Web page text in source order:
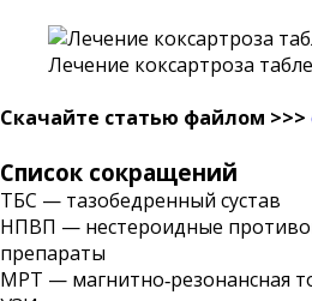
Лечение коксартроза
Скачайте статью файлом >>>
Список сокращений
ТБС — тазобедренный сустав
НПВП — нестероидные
препараты
МРТ — магнитно‑резонансная